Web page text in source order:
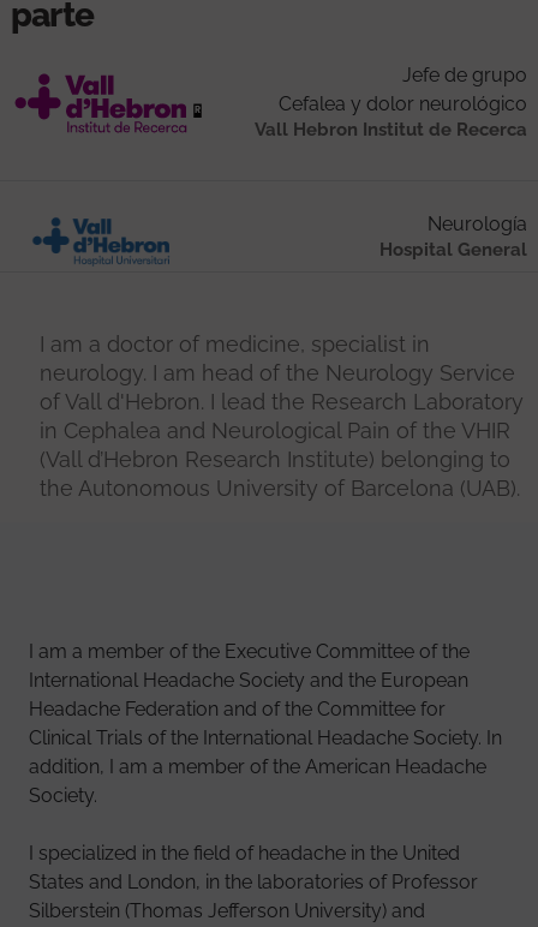
parte
Jefe de grupo
Cefalea y dolor neurológico
Vall Hebron Institut de Recerca
Neurología
Hospital General
I am a doctor of medicine, specialist in
neurology. I am head of the Neurology Service
of Vall d'Hebron. I lead the Research Laboratory
in Cephalea and Neurological Pain of the VHIR
(Vall d’Hebron Research Institute) belonging to
the Autonomous University of Barcelona (UAB).
I am a member of the Executive Committee of the
International Headache Society and the European
Headache Federation and of the Committee for
Clinical Trials of the International Headache Society. In
addition, I am a member of the American Headache
Society.
I specialized in the field of headache in the United
States and London, in the laboratories of Professor
Silberstein (Thomas Jefferson University) and